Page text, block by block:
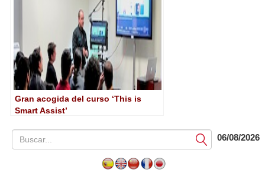
Gran acogida del curso ‘This is
Smart Assist’
Submit06/08/2026